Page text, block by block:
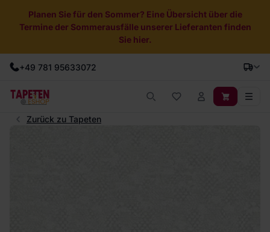
Planen Sie für den Sommer? Eine Übersicht über die
Termine der Sommerausfälle unserer Lieferanten finden
Sie hier.
+49 781 95633072
Zurück zu Tapeten